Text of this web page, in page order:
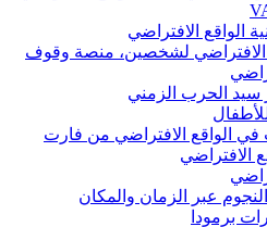
الواقع الافتراضي
الافتراضي لشخصين، منصة وقوف
الحرب الزمني
في الواقع الافتراضي من فارت
الافتراضي
عبر الزمان والمكان
برمودا